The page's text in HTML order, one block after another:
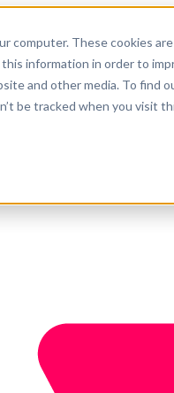
computer. These cookies
information in order to
and other media. To find
be tracked when you visit